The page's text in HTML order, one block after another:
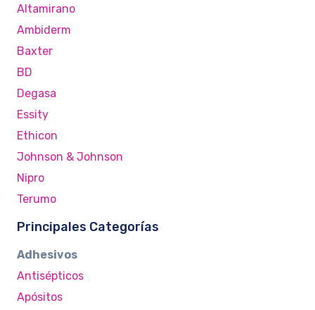
Altamirano
Ambiderm
Baxter
BD
Degasa
Essity
Ethicon
Johnson & Johnson
Nipro
Terumo
Principales Categorías
Adhesivos
Antisépticos
Apósitos